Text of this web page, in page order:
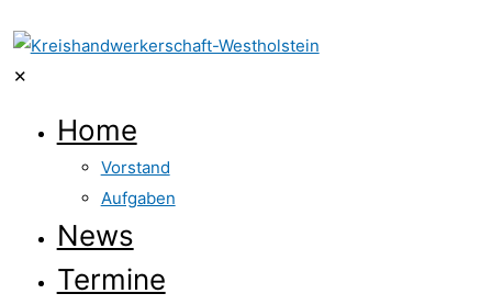
✕
Home
Vorstand
Aufgaben
News
Termine